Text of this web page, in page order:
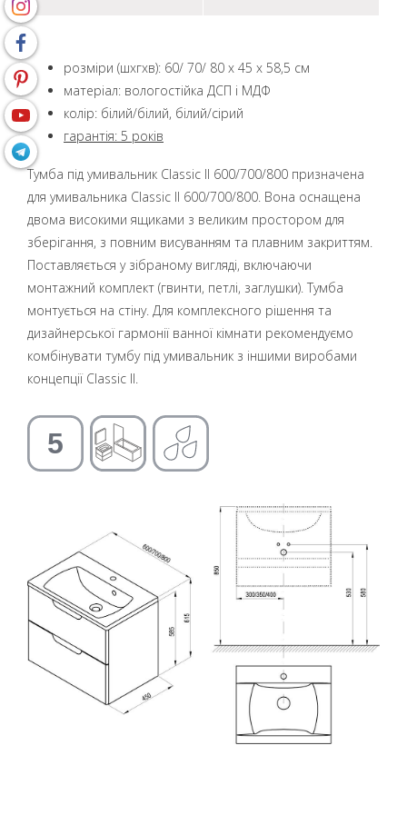
розміри (шxгхв): 60/ 70/ 80 x 45 x 58,5 см
матеріал: вологостійка ДСП і МДФ
колір: білий/білий, білий/сірий
гарантія: 5 років
Тумба під умивальник Classic II 600/700/800 призначена
для умивальника Classic II 600/700/800. Вона оснащена
двома високими ящиками з великим простором для
зберігання, з повним висуванням та плавним закриттям.
Поставляється у зібраному вигляді, включаючи
монтажний комплект (гвинти, петлі, заглушки). Тумба
монтується на стіну. Для комплексного рішення та
дизайнерської гармонії ванної кімнати рекомендуємо
комбінувати тумбу під умивальник з іншими виробами
концепції Classic II.